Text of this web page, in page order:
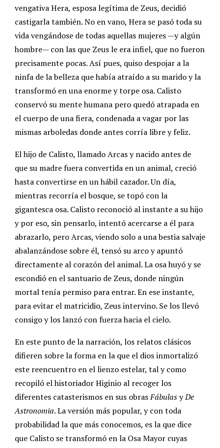
vengativa Hera, esposa legítima de Zeus, decidió
castigarla también. No en vano, Hera se pasó toda su
vida vengándose de todas aquellas mujeres —y algún
hombre— con las que Zeus le era infiel, que no fueron
precisamente pocas. Así pues, quiso despojar a la
ninfa de la belleza que había atraído a su marido y la
transformó en una enorme y torpe osa. Calisto
conservó su mente humana pero quedó atrapada en
el cuerpo de una fiera, condenada a vagar por las
mismas arboledas donde antes corría libre y feliz.
El hijo de Calisto, llamado Arcas y nacido antes de
que su madre fuera convertida en un animal, creció
hasta convertirse en un hábil cazador. Un día,
mientras recorría el bosque, se topó con la
gigantesca osa. Calisto reconoció al instante a su hijo
y por eso, sin pensarlo, intentó acercarse a él para
abrazarlo, pero Arcas, viendo solo a una bestia salvaje
abalanzándose sobre él, tensó su arco y apuntó
directamente al corazón del animal. La osa huyó y se
escondió en el santuario de Zeus, donde ningún
mortal tenía permiso para entrar. En ese instante,
para evitar el matricidio, Zeus intervino. Se los llevó
consigo y los lanzó con fuerza hacia el cielo.
En este punto de la narración, los relatos clásicos
difieren sobre la forma en la que el dios inmortalizó
este reencuentro en el lienzo estelar, tal y como
recopiló el historiador Higinio al recoger los
diferentes catasterismos en sus obrasFábulasyDe
Astronomia. La versión más popular, y con toda
probabilidad la que más conocemos, es la que dice
que Calisto se transformó en la Osa Mayor cuyas